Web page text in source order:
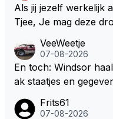
Als jij jezelf werkelijk
Tjee, Je mag deze
aar voordragen uit
at je het leuk vindt
jezelf dan ook wel
ze wolff gesneden
VeeWeetje
07-08-2026
En toch: Windsor
ak staatjes en
okies made of your
Frits61
07-08-2026